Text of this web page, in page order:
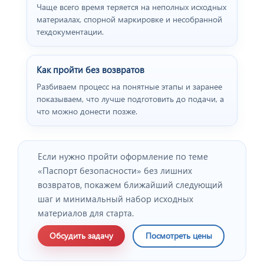
Чаще всего время теряется на неполных исходных
материалах, спорной маркировке и несобранной
техдокументации.
Как пройти без возвратов
Разбиваем процесс на понятные этапы и заранее
показываем, что лучше подготовить до подачи, а
что можно донести позже.
Если нужно пройти оформление по теме
«Паспорт безопасности» без лишних
возвратов, покажем ближайший следующий
шаг и минимальный набор исходных
материалов для старта.
Обсудить задачу Посмотреть цены